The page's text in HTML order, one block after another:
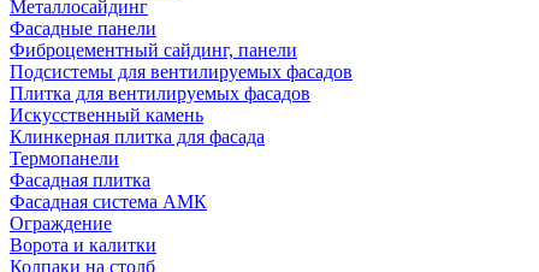
Металлосайдинг
Фасадные панели
Фиброцементный сайдинг, панели
Подсистемы для вентилируемых фасадов
Плитка для вентилируемых фасадов
Искусственный камень
Клинкерная плитка для фасада
Термопанели
Фасадная плитка
Фасадная система АМК
Ограждение
Ворота и калитки
Колпаки на столб